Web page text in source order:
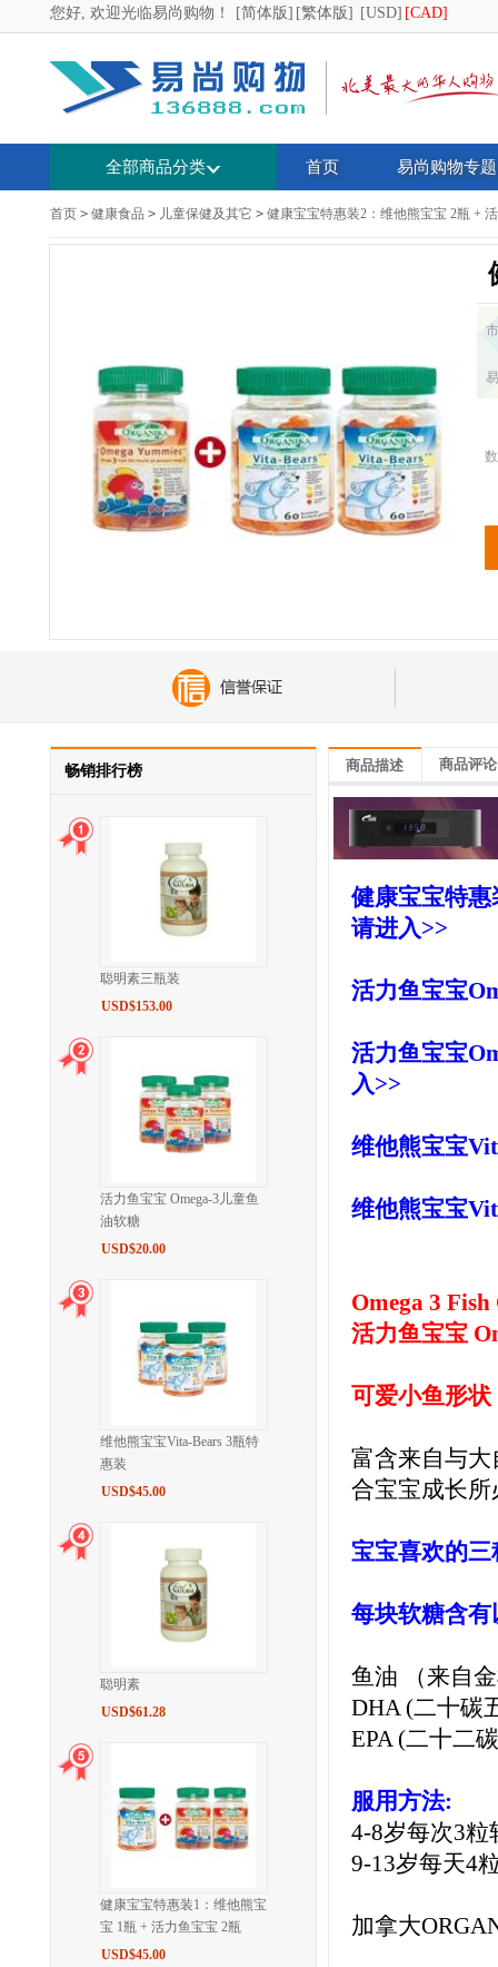
您好, 欢迎光临易尚购物！ [简体版] [繁体版] [USD] [CAD]
全部商品分类 首页 易尚购物专题
首页 > 健康食品 > 儿童保健及其它 > 健康宝宝特惠装2：维他熊宝宝 2瓶 +
畅销排行榜
聪明素三瓶装
USD$153.00
活力鱼宝宝 Omega-3儿童鱼
油软糖
USD$20.00
维他熊宝宝Vita-Bears 3瓶特
惠装
USD$45.00
聪明素
USD$61.28
健康宝宝特惠装1：维他熊宝
宝 1瓶 + 活力鱼宝宝 2瓶
USD$45.00
商品描述 商品评论
健康宝宝特惠
请进入>>
活力鱼宝宝
活力鱼宝宝
入>>
维他熊宝宝
维他熊宝宝
Omega 3
活力鱼宝宝
可爱小鱼形
富含来自与大
合宝宝成长
宝宝喜欢的三
每块软糖含
鱼油 （来
DHA (二
EPA (二十
服用方法:
4-8岁每次3粒
9-13岁每天4
加拿大